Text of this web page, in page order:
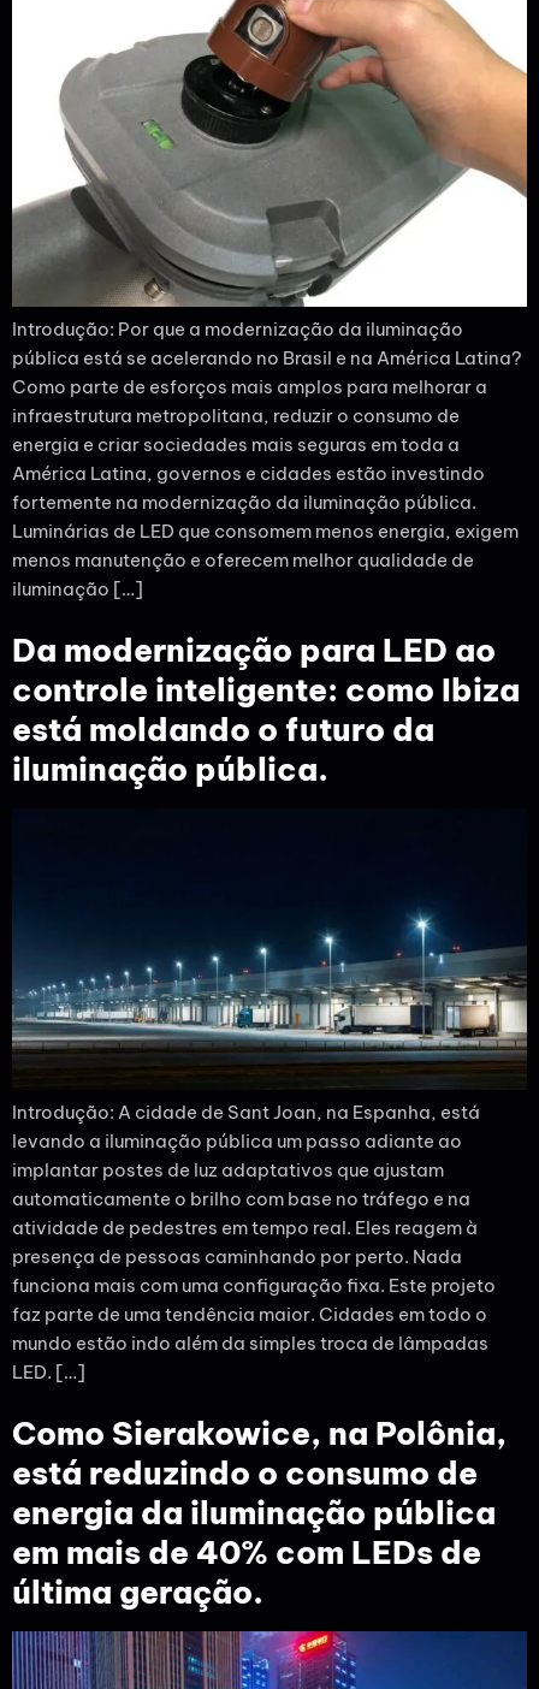
Introdução: Por que a modernização da iluminação
pública está se acelerando no Brasil e na América Latina?
Como parte de esforços mais amplos para melhorar a
infraestrutura metropolitana, reduzir o consumo de
energia e criar sociedades mais seguras em toda a
América Latina, governos e cidades estão investindo
fortemente na modernização da iluminação pública.
Luminárias de LED que consomem menos energia, exigem
menos manutenção e oferecem melhor qualidade de
iluminação […]
Da modernização para LED ao
controle inteligente: como Ibiza
está moldando o futuro da
iluminação pública.
Introdução: A cidade de Sant Joan, na Espanha, está
levando a iluminação pública um passo adiante ao
implantar postes de luz adaptativos que ajustam
automaticamente o brilho com base no tráfego e na
atividade de pedestres em tempo real. Eles reagem à
presença de pessoas caminhando por perto. Nada
funciona mais com uma configuração fixa. Este projeto
faz parte de uma tendência maior. Cidades em todo o
mundo estão indo além da simples troca de lâmpadas
LED. […]
Como Sierakowice, na Polônia,
está reduzindo o consumo de
energia da iluminação pública
em mais de 40% com LEDs de
última geração.